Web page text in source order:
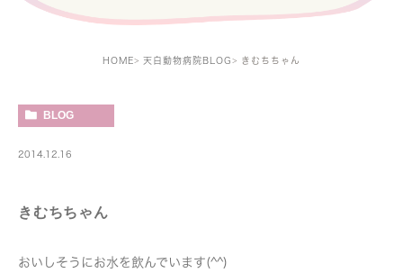
HOME 天白動物病院BLOG きむちちゃん
BLOG
2014.12.16
きむちちゃん
おいしそうにお水を飲んでいます(^^)